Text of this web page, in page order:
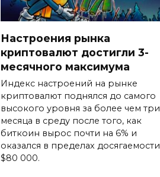
Настроения рынка
криптовалют достигли 3-
месячного максимума
Индекс настроений на рынке
криптовалют поднялся до самого
высокого уровня за более чем три
месяца в среду после того, как
биткоин вырос почти на 6% и
оказался в пределах досягаемости
$80 000.